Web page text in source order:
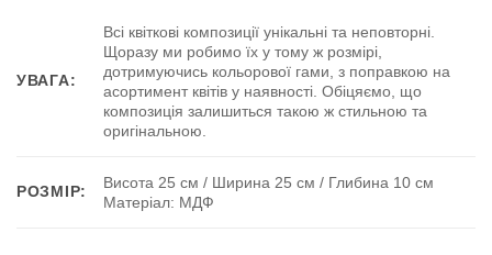
УВАГА:
Всі квіткові композиції унікальні та неповторні.
Щоразу ми робимо їх у тому ж розмірі,
дотримуючись кольорової гами, з поправкою на
асортимент квітів у наявності. Обіцяємо, що
композиція залишиться такою ж стильною та
оригінальною.
РОЗМІР:
Висота 25 см / Ширина 25 см / Глибина 10 см
Матеріал: МДФ